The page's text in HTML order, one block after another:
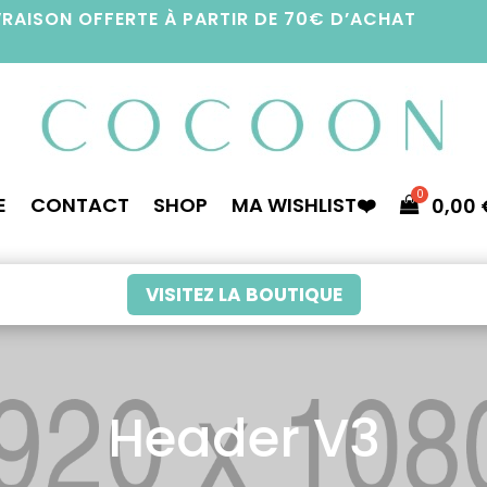
OFFERTE À PARTIR DE 70€ D’ACHAT
CONTACT SHOP MA WISHLIST❤️ 0,00
VISITEZ LA BOUTIQUE
Header V3